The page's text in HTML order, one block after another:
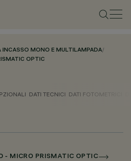
INCASSO MONO E MULTILAMPADA/
OPTIC
DATI TECNICI DATI FOTOMETRICI
- MICRO PRISMATIC OPTIC